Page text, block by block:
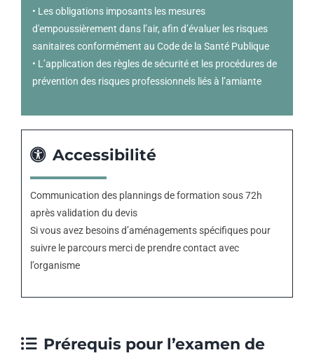
• Les obligations imposants les mesures
d'empoussièrement dans l’air, afin d’évaluer les risques
sanitaires conformément au Code de la Santé Publique
• L’application des règles de sécurité et les procédures de
prévention des risques professionnels liés à l’amiante
Accessibilité
Communication des plannings de formation sous 72h
après validation du devis
Si vous avez besoins d’aménagements spécifiques pour
suivre le parcours merci de prendre contact avec
l’organisme
Prérequis pour l’examen de